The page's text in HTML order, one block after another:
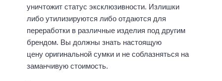
уничтожит статус эксклюзивности. Излишки
либо утилизируются либо отдаются для
переработки в различные изделия под другим
брендом. Вы должны знать настоящую
цену оригинальной сумки и не соблазняться на
заманчивую стоимость.